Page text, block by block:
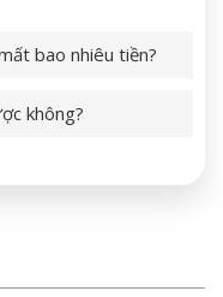
bao nhiêu tiền?
không?